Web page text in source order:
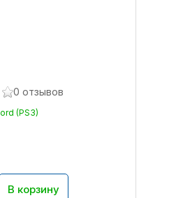
0 отзывов
(PS3)
В корзину